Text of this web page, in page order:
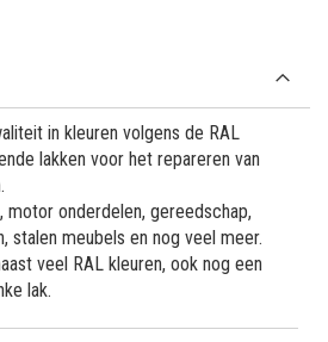
in kleuren volgens de RAL
lakken voor het repareren van
motor onderdelen, gereedschap,
stalen meubels en nog veel meer.
veel RAL kleuren, ook nog een
lak.